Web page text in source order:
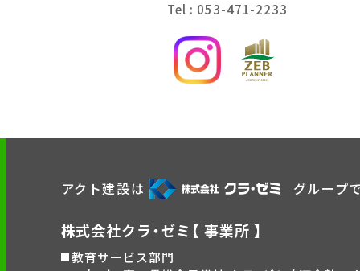
Tel : 053-471-2233
アクト建設は グループ
株式会社クラ・ゼミ【 事業所 】
教育サービス部門